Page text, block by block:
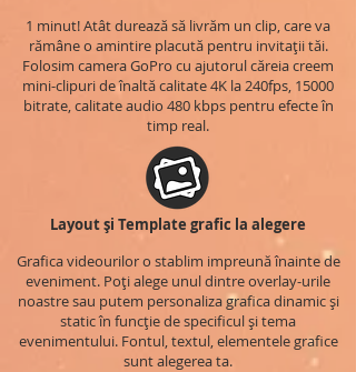
1 minut! Atât durează să livrăm un clip, care va
rămâne o amintire placută pentru invitații tăi.
Folosim camera GoPro cu ajutorul căreia creem
mini-clipuri de înaltă calitate 4K la 240fps, 15000
bitrate, calitate audio 480 kbps pentru efecte în
timp real.
Layout și Template grafic la alegere
Grafica videourilor o stablim impreună înainte de
eveniment. Poți alege unul dintre overlay-urile
noastre sau putem personaliza grafica dinamic și
static în funcție de specificul și tema
evenimentului. Fontul, textul, elementele grafice
sunt alegerea ta.